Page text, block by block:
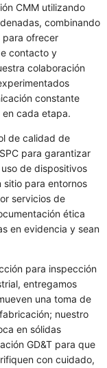
CMM utilizando
combinando
para ofrecer
contacto y
colaboración
constante
cada etapa.
de calidad de
para garantizar
de dispositivos
sitio para entornos
servicios de
ética
en evidencia y sean
para inspección
entregamos
una toma de
nuestro
en sólidas
GD&T para que
con cuidado,